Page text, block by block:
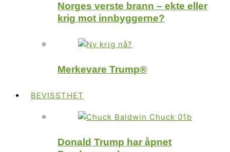
Norges verste brann – ekte eller
krig mot innbyggerne?
Merkevare Trump®
BEVISSTHET
Donald Trump har åpnet